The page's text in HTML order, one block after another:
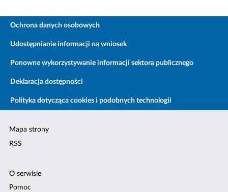
Ochrona danych osobowych
Udostępnianie informacji na wniosek
Ponowne wykorzystywanie informacji sektora publicznego
Deklaracja dostępności
Polityka dotycząca cookies i podobnych technologii
Mapa strony
RSS
O serwisie
Pomoc